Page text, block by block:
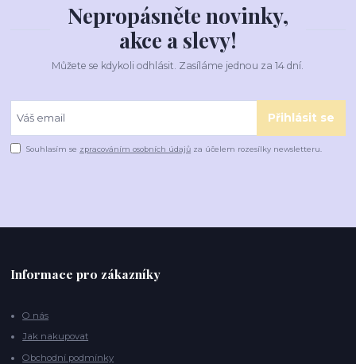
Nepropásněte novinky,
akce a slevy!
Můžete se kdykoli odhlásit. Zasíláme jednou za 14 dní.
Přihlásit se
Souhlasím se zpracováním osobních údajů za účelem rozesílky newsletteru.
Informace pro zákazníky
O nás
Jak nakupovat
Obchodní podmínky